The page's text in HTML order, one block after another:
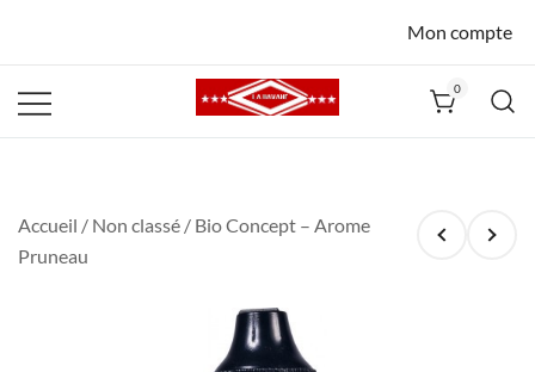
Mon compte
0
Accueil / Non classé / Bio Concept – Arome
Pruneau